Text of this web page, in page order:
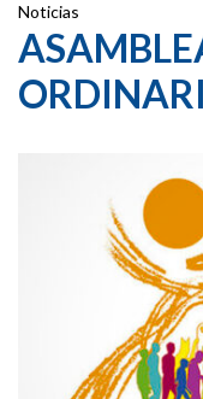
Noticias